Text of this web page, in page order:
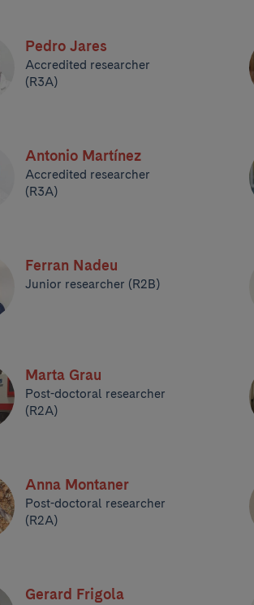
Pedro Jares
Accredited researcher
(R3A)
Antonio Martínez
Accredited researcher
(R3A)
Ferran Nadeu
Junior researcher (R2B)
Marta Grau
Post-doctoral researcher
(R2A)
Anna Montaner
Post-doctoral researcher
(R2A)
Gerard Frigola